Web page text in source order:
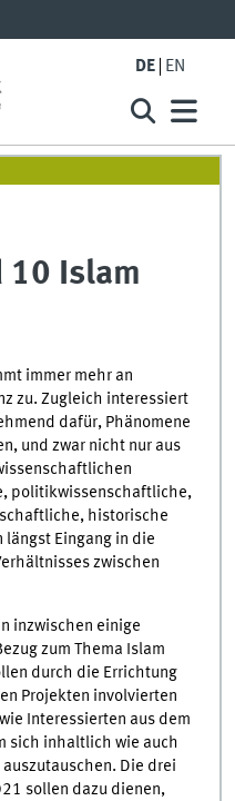
DE EN
10 Islam
immer mehr an
zu. Zugleich interessiert
dafür, Phänomene
und zwar nicht nur aus
politikwissenschaftliche,
historische
Eingang in die
zwischen
inzwischen einige
zum Thema Islam
durch die Errichtung
Projekten involvierten
Interessierten aus dem
sich inhaltlich wie auch
Die drei
sollen dazu dienen,